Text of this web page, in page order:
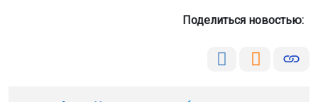
Поделиться новостью: